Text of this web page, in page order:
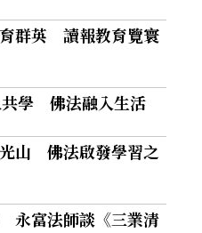
育群英 讀報教育覽寰
學 佛法融入生活
山 佛法啟發學習之
永富法師談《三業清